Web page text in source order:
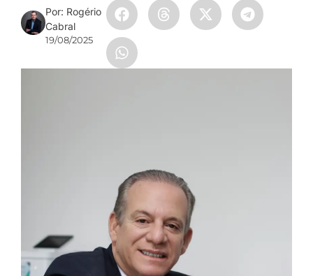
Por: Rogério
Cabral
19/08/2025